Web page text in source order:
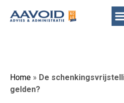
Home » De
gelden?